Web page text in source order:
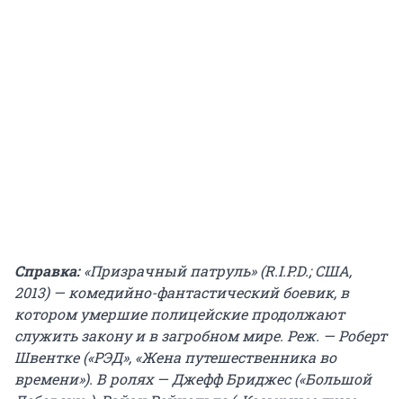
Справка:«Призрачный патруль» (R.I.P.D.; США,
2013) — комедийно-фантастический боевик, в
котором умершие полицейские продолжают
служить закону и в загробном мире. Реж. — Роберт
Швентке («РЭД», «Жена путешественника во
времени»). В ролях — Джефф Бриджес («Большой